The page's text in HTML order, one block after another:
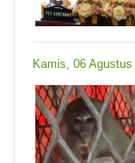
Kamis, 06 Agustus